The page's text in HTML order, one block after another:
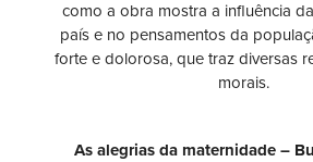
como a obra mostra a influência
país e no pensamentos da
forte e dolorosa, que traz diversas
morais.
As alegrias da maternidade –